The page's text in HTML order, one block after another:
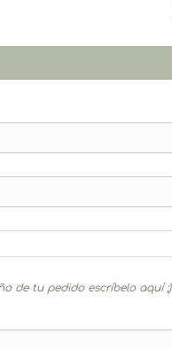
de tu pedido escríbelo aquí ;)